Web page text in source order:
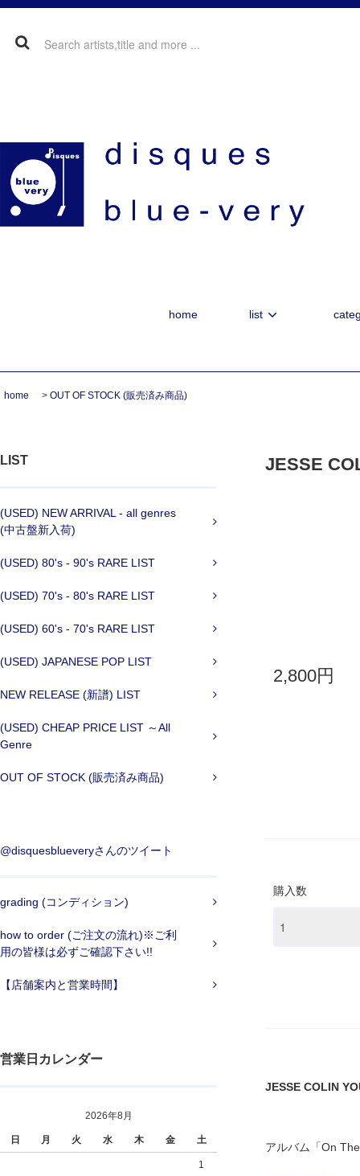
home list
home > OUT OF STOCK (販売済み商品)
LIST
(USED) NEW ARRIVAL - all genres
(中古盤新入荷)
(USED) 80's - 90's RARE LIST
(USED) 70's - 80's RARE LIST
(USED) 60's - 70's RARE LIST
(USED) JAPANESE POP LIST
NEW RELEASE (新譜) LIST
(USED) CHEAP PRICE LIST ～All
Genre
OUT OF STOCK (販売済み商品)
@disquesblueveryさんのツイート
grading (コンディション)
how to order (ご注文の流れ)※ご利
用の皆様は必ずご確認下さい!!
【店舗案内と営業時間】
営業日カレンダー
2026年8月
日 月 火 水 木 金 土
1
JESSE
2,800円
購入数
JESSE COLIN
アルバム「On